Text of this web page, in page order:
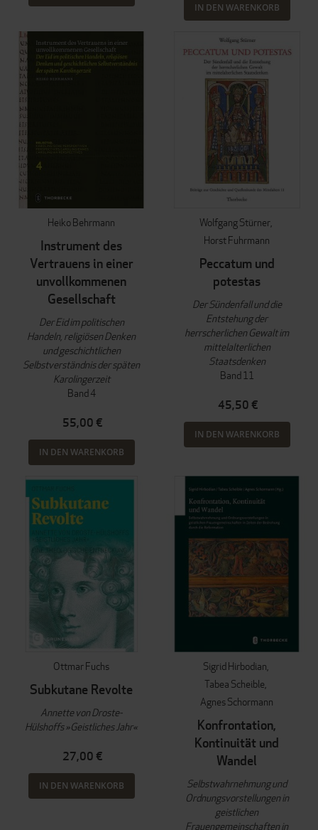
IN DEN WARENKORB
Heiko Behrmann
Instrument des
Vertrauens in einer
unvollkommenen
Gesellschaft
Der Eid im politischen
Handeln, religiösen Denken
und geschichtlichen
Selbstverständnis der späten
Karolingerzeit
Band 4
55,00 €
IN DEN WARENKORB
Wolfgang Stürner
Horst Fuhrmann
Peccatum und
potestas
Der Sündenfall und die
Entstehung der
herrscherlichen Gewalt im
mittelalterlichen
Staatsdenken
Band 11
45,50 €
IN DEN WARENKORB
Ottmar Fuchs
Subkutane Revolte
Annette von Droste-
Hülshoffs »Geistliches Jahr«
27,00 €
IN DEN WARENKORB
Sigrid Hirbodian
Tabea Scheible
Agnes Schormann
Konfrontation,
Kontinuität und
Wandel
Selbstwahrnehmung und
Ordnungsvorstellungen in
geistlichen
Frauengemeinschaften in